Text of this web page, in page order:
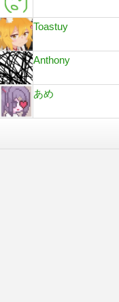
Toastuy
Anthony
あめ